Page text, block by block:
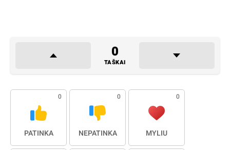
0
TAŠKAI
0
PATINKA
0
NEPATINKA
0
MYLIU